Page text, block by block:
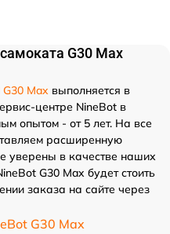
G30 Max
Max выполняется в
центре NineBot в
опытом - от 5 лет. На все
расширенную
уверены в качестве наших
G30 Max будет стоить
заказа на сайте через
G30 Max